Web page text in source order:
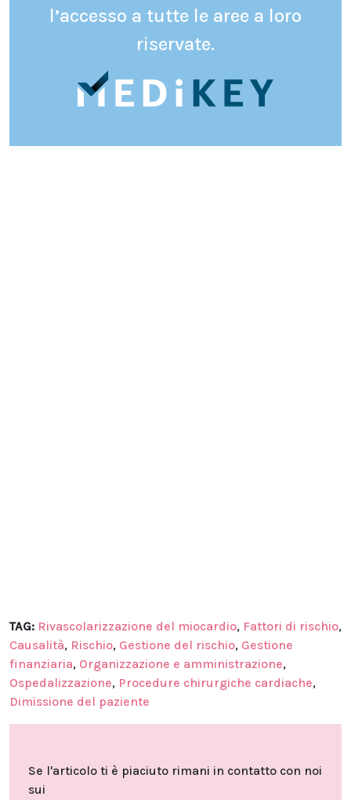
l’accesso a tutte le aree a loro
riservate.
TAG: Rivascolarizzazione del miocardio, Fattori di rischio,
Causalità, Rischio, Gestione del rischio, Gestione
finanziaria, Organizzazione e amministrazione,
Ospedalizzazione, Procedure chirurgiche cardiache,
Dimissione del paziente
Se l'articolo ti è piaciuto rimani in contatto con noi
sui